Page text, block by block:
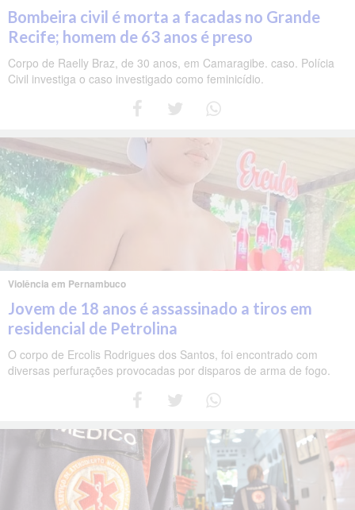
Bombeira civil é morta a facadas no Grande
Recife; homem de 63 anos é preso
Corpo de Raelly Braz, de 30 anos, em Camaragibe. caso. Polícia
Civil investiga o caso investigado como feminicídio.
Violência em Pernambuco
Jovem de 18 anos é assassinado a tiros em
residencial de Petrolina
O corpo de Ercolis Rodrigues dos Santos, foi encontrado com
diversas perfurações provocadas por disparos de arma de fogo.